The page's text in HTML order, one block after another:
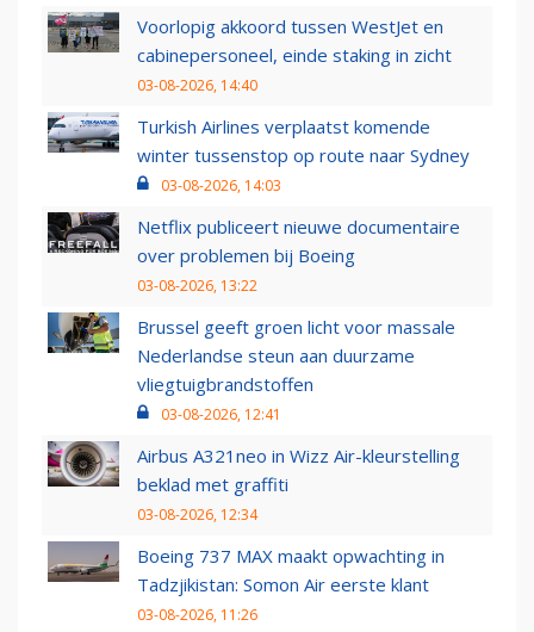
Voorlopig akkoord tussen WestJet en
cabinepersoneel, einde staking in zicht
03-08-2026, 14:40
Turkish Airlines verplaatst komende
winter tussenstop op route naar Sydney
03-08-2026, 14:03
Netflix publiceert nieuwe documentaire
over problemen bij Boeing
03-08-2026, 13:22
Brussel geeft groen licht voor massale
Nederlandse steun aan duurzame
vliegtuigbrandstoffen
03-08-2026, 12:41
Airbus A321neo in Wizz Air-kleurstelling
beklad met graffiti
03-08-2026, 12:34
Boeing 737 MAX maakt opwachting in
Tadzjikistan: Somon Air eerste klant
03-08-2026, 11:26